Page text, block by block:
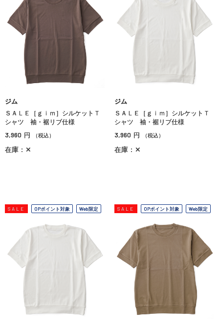
ジム
ＳＡＬＥ［ｇｉｍ］シルケットＴ
シャツ 袖・裾リブ仕様
3,960 円 （税込）
在庫：✕
ジム
ＳＡＬＥ［ｇｉｍ］シルケットＴ
シャツ 袖・裾リブ仕様
3,960 円 （税込）
在庫：✕
SALE OPポイント対象 Web限定 SALE OPポイント対象 Web限定